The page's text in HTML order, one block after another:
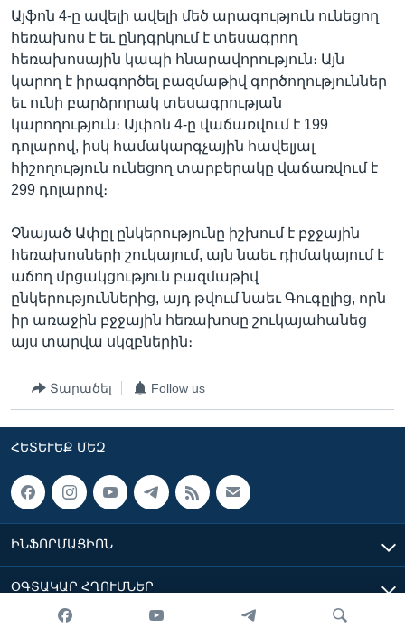
Այֆոն 4-ը ավելի ավելի մեծ արագություն ունեցող
հեռախոս է եւ ընդգրկում է տեսագրող
հեռախոսային կապի հնարավորություն։ Այն
կարող է իրագործել բազմաթիվ գործողություններ
եւ ունի բարձրորակ տեսագրության
կարողություն։ Այփոն 4-ը վաճառվում է 199
դոլարով, իսկ համակարգչային հավելյալ
հիշողություն ունեցող տարբերակը վաճառվում է
299 դոլարով։
Չնայած Ափըլ ընկերությունը իշխում է բջջային
հեռախոսների շուկայում, այն նաեւ դիմակայում է
աճող մրցակցություն բազմաթիվ
ընկերություններից, այդ թվում նաեւ Գուգըլից, որն
իր առաջին բջջային հեռախոսը շուկայահանեց
այս տարվա սկզբներին։
Տարածել Follow us
ՀԵՏԵՒԵՔ ՄԵԶ
ԻՆՖՈՐՄԱՑԻՈՆ
ՕԳՏԱԿԱՐ ՀՂՈՒՄՆԵՐ